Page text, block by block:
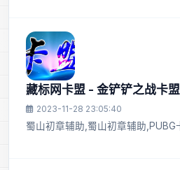
藏标网卡盟 - 金铲铲之战卡
2023-11-28 23:05:40
蜀山初章辅助,蜀山初章辅助